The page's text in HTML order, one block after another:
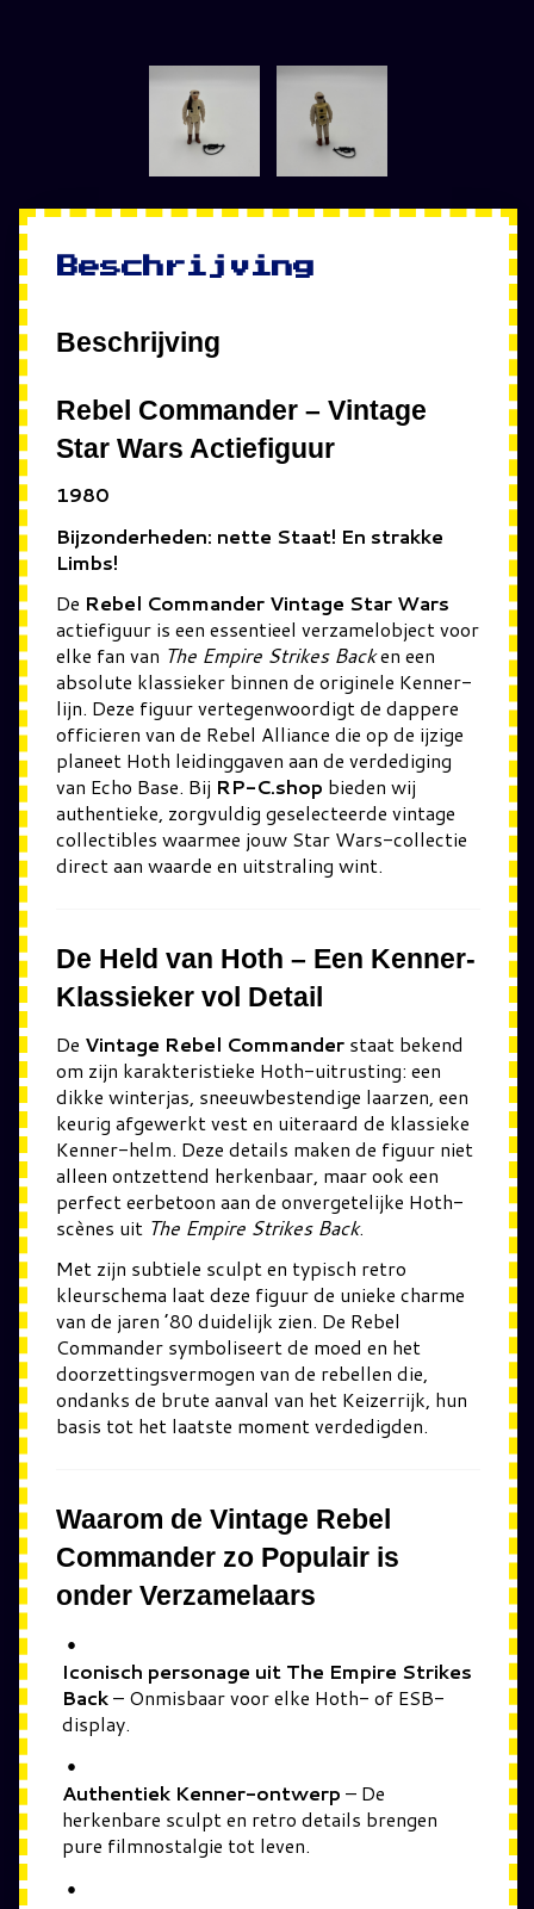
Beschrijving
Beschrijving
Rebel Commander – Vintage
Star Wars Actiefiguur
1980
Bijzonderheden: nette Staat! En strakke
Limbs!
De Rebel Commander Vintage Star Wars
actiefiguur is een essentieel verzamelobject voor
elke fan van The Empire Strikes Backen een
absolute klassieker binnen de originele Kenner-
lijn. Deze figuur vertegenwoordigt de dappere
officieren van de Rebel Alliance die op de ijzige
planeet Hoth leidinggaven aan de verdediging
van Echo Base. Bij RP-C.shop bieden wij
authentieke, zorgvuldig geselecteerde vintage
collectibles waarmee jouw Star Wars-collectie
direct aan waarde en uitstraling wint.
De Held van Hoth – Een Kenner-
Klassieker vol Detail
De Vintage Rebel Commander staat bekend
om zijn karakteristieke Hoth-uitrusting: een
dikke winterjas, sneeuwbestendige laarzen, een
keurig afgewerkt vest en uiteraard de klassieke
Kenner-helm. Deze details maken de figuur niet
alleen ontzettend herkenbaar, maar ook een
perfect eerbetoon aan de onvergetelijke Hoth-
scènes uit The Empire Strikes Back.
Met zijn subtiele sculpt en typisch retro
kleurschema laat deze figuur de unieke charme
van de jaren ’80 duidelijk zien. De Rebel
Commander symboliseert de moed en het
doorzettingsvermogen van de rebellen die,
ondanks de brute aanval van het Keizerrijk, hun
basis tot het laatste moment verdedigden.
Waarom de Vintage Rebel
Commander zo Populair is
onder Verzamelaars
Iconisch personage uit The Empire Strikes
Back– Onmisbaar voor elke Hoth- of ESB-
display.
Authentiek Kenner-ontwerp – De
herkenbare sculpt en retro details brengen
pure filmnostalgie tot leven.